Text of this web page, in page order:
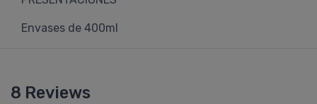
Envases de 400ml
8 Reviews